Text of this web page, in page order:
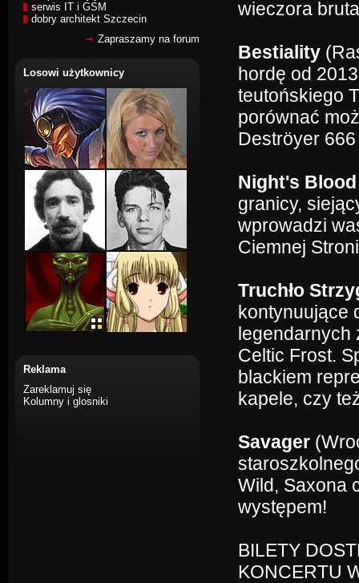
serwis IT i GSM
dobry architekt Szczecin
Zapraszamy na forum
Losowi użytkownicy
Reklama
Zareklamuj się
Kolumny i glosniki
wieczora
Bestiality
hordę od
teutońskiego
porównać
Deströyer
Night's
granicy,
wprowadzi
Ciemnej
Truchło
kontynuujące
legendarnych
Celtic Frost.
blackiem
kapele, czy
Savager
Wild, Saxona
występem!
BILETY
KONCERTU